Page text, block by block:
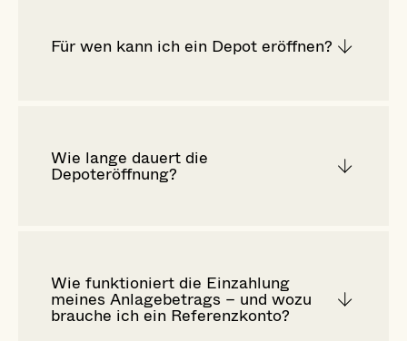
Für wen kann ich ein Depot eröffnen?
Wie lange dauert die
Depoteröffnung?
Wie funktioniert die Einzahlung
meines Anlagebetrags – und wozu
brauche ich ein Referenzkonto?